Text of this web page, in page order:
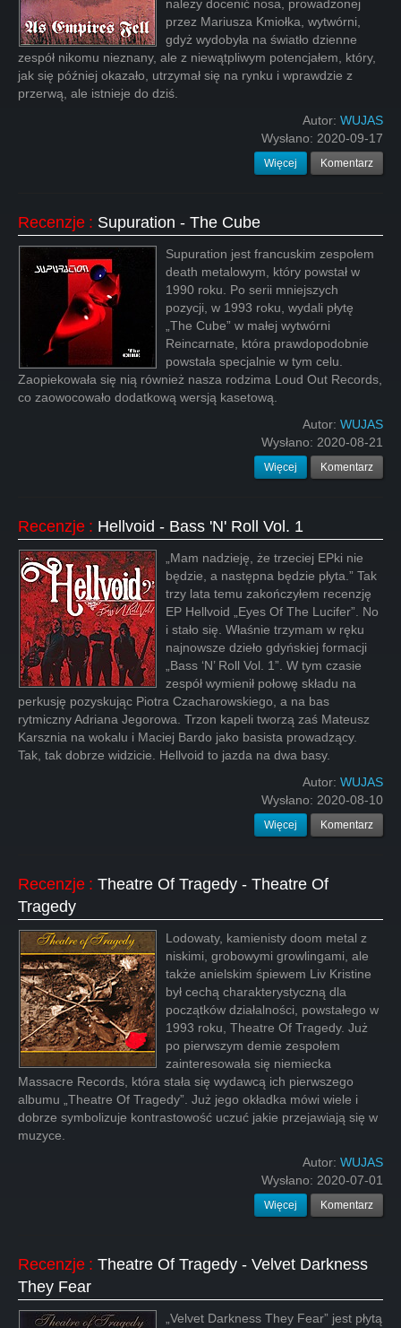
należy docenić nosa, prowadzonej
przez Mariusza Kmiołka, wytwórni,
gdyż wydobyła na światło dzienne
zespół nikomu nieznany, ale z niewątpliwym potencjałem, który,
jak się później okazało, utrzymał się na rynku i wprawdzie z
przerwą, ale istnieje do dziś.
Autor: WUJAS
Wysłano: 2020-09-17
Więcej Komentarz
Recenzje : Supuration - The Cube
Supuration jest francuskim zespołem
death metalowym, który powstał w
1990 roku. Po serii mniejszych
pozycji, w 1993 roku, wydali płytę
„The Cube” w małej wytwórni
Reincarnate, która prawdopodobnie
powstała specjalnie w tym celu.
Zaopiekowała się nią również nasza rodzima Loud Out Records,
co zaowocowało dodatkową wersją kasetową.
Autor: WUJAS
Wysłano: 2020-08-21
Więcej Komentarz
Recenzje : Hellvoid - Bass 'N' Roll Vol. 1
„Mam nadzieję, że trzeciej EPki nie
będzie, a następna będzie płyta.” Tak
trzy lata temu zakończyłem recenzję
EP Hellvoid „Eyes Of The Lucifer”. No
i stało się. Właśnie trzymam w ręku
najnowsze dzieło gdyńskiej formacji
„Bass ‘N’ Roll Vol. 1”. W tym czasie
zespół wymienił połowę składu na
perkusję pozyskując Piotra Czacharowskiego, a na bas
rytmiczny Adriana Jegorowa. Trzon kapeli tworzą zaś Mateusz
Karsznia na wokalu i Maciej Bardo jako basista prowadzący.
Tak, tak dobrze widzicie. Hellvoid to jazda na dwa basy.
Autor: WUJAS
Wysłano: 2020-08-10
Więcej Komentarz
Recenzje : Theatre Of Tragedy - Theatre Of
Tragedy
Lodowaty, kamienisty doom metal z
niskimi, grobowymi growlingami, ale
także anielskim śpiewem Liv Kristine
był cechą charakterystyczną dla
początków działalności, powstałego w
1993 roku, Theatre Of Tragedy. Już
po pierwszym demie zespołem
zainteresowała się niemiecka
Massacre Records, która stała się wydawcą ich pierwszego
albumu „Theatre Of Tragedy”. Już jego okładka mówi wiele i
dobrze symbolizuje kontrastowość uczuć jakie przejawiają się w
muzyce.
Autor: WUJAS
Wysłano: 2020-07-01
Więcej Komentarz
Recenzje : Theatre Of Tragedy - Velvet Darkness
They Fear
„Velvet Darkness They Fear” jest płytą